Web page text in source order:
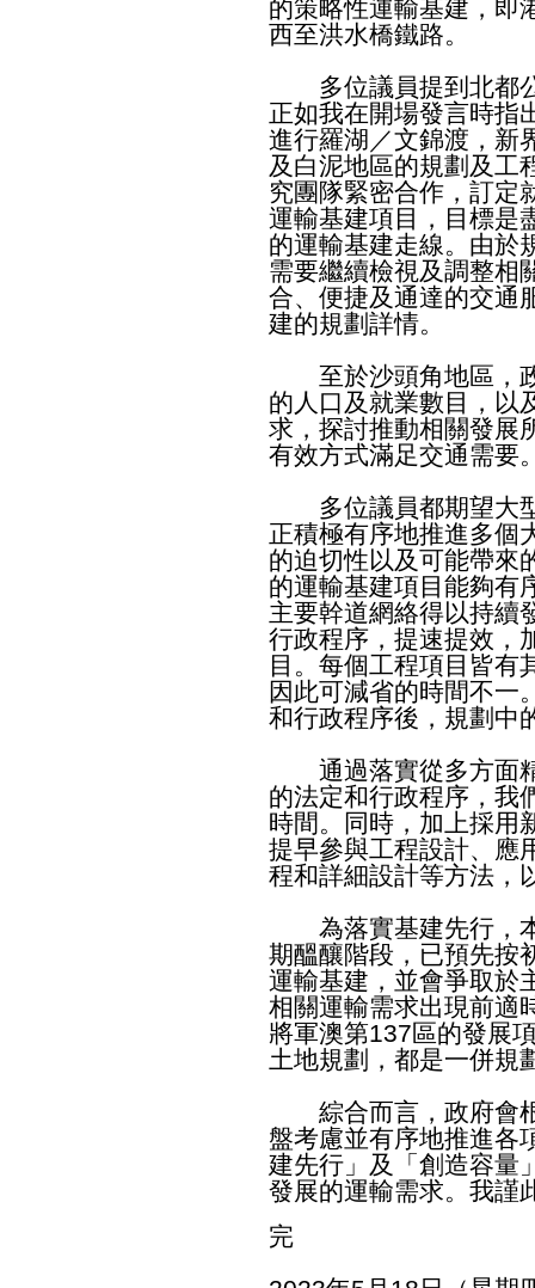
的策略性運輸基建，即
西至洪水橋鐵路。
多位議員提到北都公
正如我在開場發言時指
進行羅湖／文錦渡，新
及白泥地區的規劃及工
究團隊緊密合作，訂定
運輸基建項目，目標是
的運輸基建走線。由於
需要繼續檢視及調整相
合、便捷及通達的交通
建的規劃詳情。
至於沙頭角地區，政
的人口及就業數目，以
求，探討推動相關發展
有效方式滿足交通需要
多位議員都期望大型
正積極有序地推進多個
的迫切性以及可能帶來
的運輸基建項目能夠有
主要幹道網絡得以持續
行政程序，提速提效，
目。每個工程項目皆有
因此可減省的時間不一
和行政程序後，規劃中
通過落實從多方面精
的法定和行政程序，我
時間。同時，加上採用
提早參與工程設計、應
程和詳細設計等方法，
為落實基建先行，本
期醞釀階段，已預先按
運輸基建，並會爭取於
相關運輸需求出現前適
將軍澳第137區的發展
土地規劃，都是一併規
綜合而言，政府會根
盤考慮並有序地推進各
建先行」及「創造容量
發展的運輸需求。我謹
完